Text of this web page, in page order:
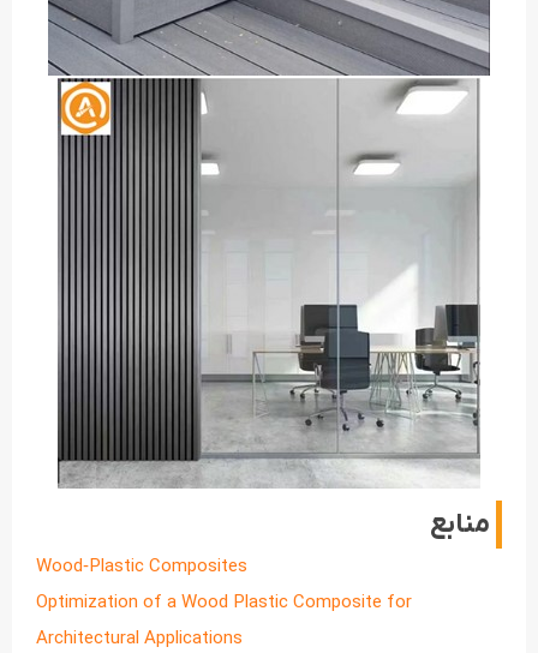
منابع
Wood‐Plastic Composites
Optimization of a Wood Plastic Composite for
Architectural Applications